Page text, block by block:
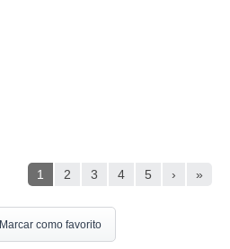
1 2 3 4 5 › »
Marcar como favorito